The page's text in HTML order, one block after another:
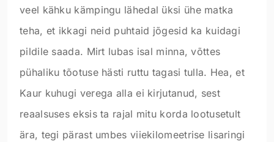
veel kähku kämpingu lähedal üksi ühe matka
teha, et ikkagi neid puhtaid jõgesid ka kuidagi
pildile saada. Mirt lubas isal minna, võttes
pühaliku tõotuse hästi ruttu tagasi tulla. Hea, et
Kaur kuhugi verega alla ei kirjutanud, sest
reaalsuses eksis ta rajal mitu korda lootusetult
ära, tegi pärast umbes viiekilomeetrise lisaringi